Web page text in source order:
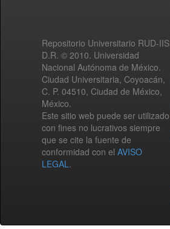
Repositorio Universitario RUD-IIS
D.R. © 2010. Universidad
Nacional Autónoma de México.
Ciudad Universitaria, Coyoacán,
C. P. 04510, Ciudad de México,
México.
Este sitio web puede ser utilizado
con fines no lucrativos siempre
que se cite la fuente de
conformidad con el AVISO
LEGAL.